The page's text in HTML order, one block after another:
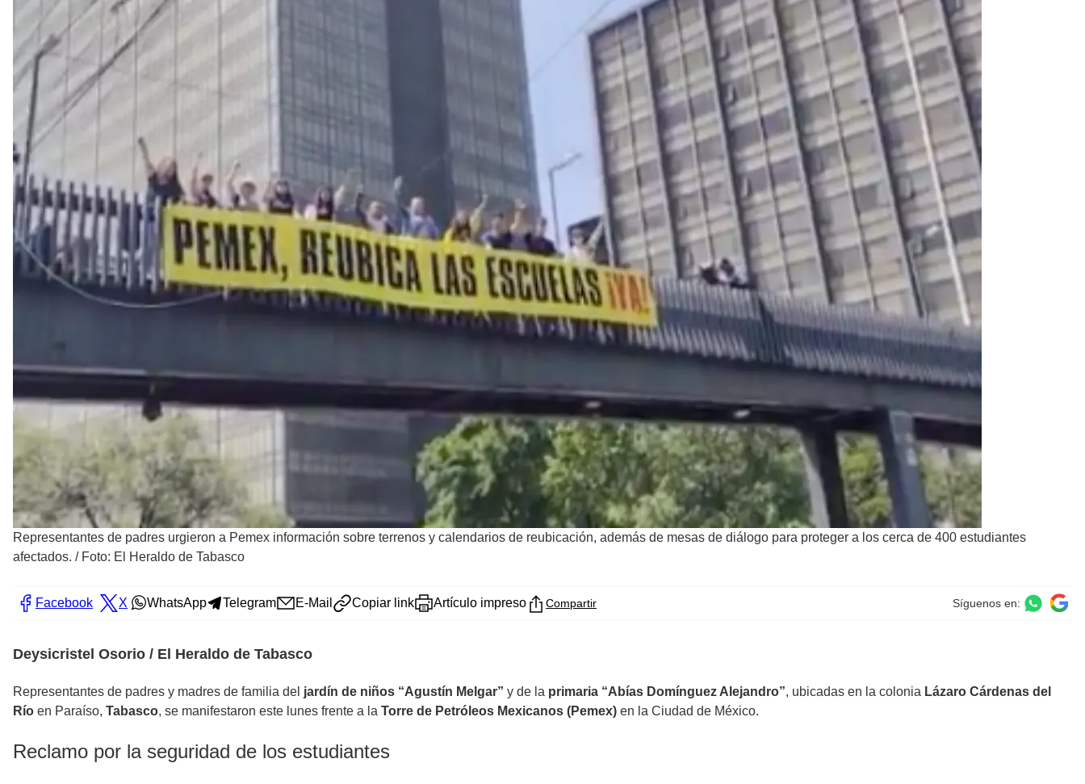
Representantes de padres urgieron a Pemex información sobre terrenos y calendarios de reubicación, además de mesas de diálogo para proteger a los cerca de 400 estudiantes
afectados. / Foto: El Heraldo de Tabasco
Facebook X WhatsApp Telegram E-Mail Copiar link Artículo impreso Compartir Síguenos en:
Deysicristel Osorio / El Heraldo de Tabasco
Representantes de padres y madres de familia del jardín de niños “Agustín Melgar” y de la primaria “Abías Domínguez Alejandro”, ubicadas en la colonia Lázaro Cárdenas del
Río en Paraíso, Tabasco, se manifestaron este lunes frente a la Torre de Petróleos Mexicanos (Pemex) en la Ciudad de México.
Reclamo por la seguridad de los estudiantes